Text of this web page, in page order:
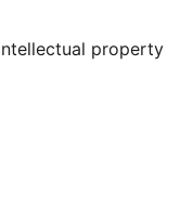
property